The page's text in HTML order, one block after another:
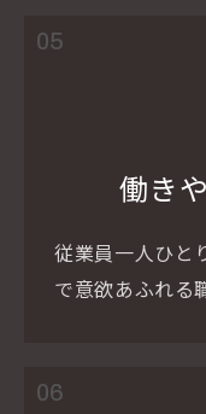
05
働き
従業員一人ひと
で意欲あふれる
06